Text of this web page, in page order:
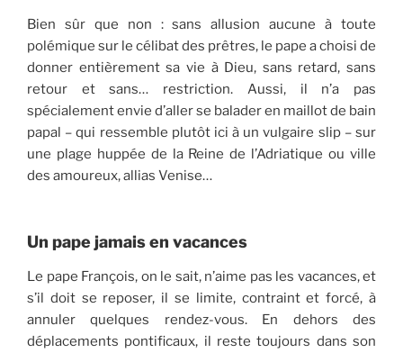
Bien sûr que non : sans allusion aucune à toute
polémique sur le célibat des prêtres, le pape a choisi de
donner entièrement sa vie à Dieu, sans retard, sans
retour et sans… restriction. Aussi, il n’a pas
spécialement envie d’aller se balader en maillot de bain
papal – qui ressemble plutôt ici à un vulgaire slip – sur
une plage huppée de la Reine de l’Adriatique ou ville
des amoureux, allias Venise…
Un pape jamais en vacances
Le pape François, on le sait, n’aime pas les vacances, et
s’il doit se reposer, il se limite, contraint et forcé, à
annuler quelques rendez-vous. En dehors des
déplacements pontificaux, il reste toujours dans son